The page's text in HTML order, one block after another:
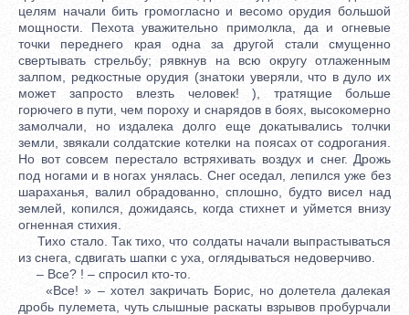
целям начали бить громогласно и весомо орудия большой
мощности. Пехота уважительно примолкла, да и огневые
точки переднего края одна за другой стали смущенно
свертывать стрельбу; рявкнув на всю округу отлаженным
залпом, редкостные орудия (знатоки уверяли, что в дуло их
может запросто влезть человек! ), тратящие больше
горючего в пути, чем пороху и снарядов в боях, высокомерно
замолчали, но издалека долго еще докатывались толчки
земли, звякали солдатские котелки на поясах от содрогания.
Но вот совсем перестало встряхивать воздух и снег. Дрожь
под ногами и в ногах унялась. Снег оседал, лепился уже без
шараханья, валил обрадованно, сплошно, будто висел над
землей, копился, дожидаясь, когда стихнет и уймется внизу
огненная стихия.
Тихо стало. Так тихо, что солдаты начали выпрастываться
из снега, сдвигать шапки с уха, оглядываться недоверчиво.
– Все? ! – спросил кто-то.
«Все! » – хотел закричать Борис, но долетела далекая
дробь пулемета, чуть слышные раскаты взрывов пробурчали